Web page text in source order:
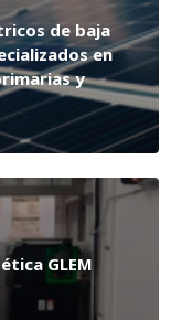
de baja
en
y
GLEM